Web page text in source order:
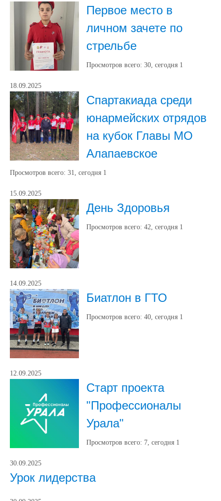
Первое место в
личном зачете по
стрельбе
Просмотров всего: 30, сегодня 1
18.09.2025
Спартакиада среди
юнармейских отрядов
на кубок Главы МО
Алапаевское
Просмотров всего: 31, сегодня 1
15.09.2025
День Здоровья
Просмотров всего: 42, сегодня 1
14.09.2025
Биатлон в ГТО
Просмотров всего: 40, сегодня 1
12.09.2025
Старт проекта
"Профессионалы
Урала"
Просмотров всего: 7, сегодня 1
30.09.2025
Урок лидерства